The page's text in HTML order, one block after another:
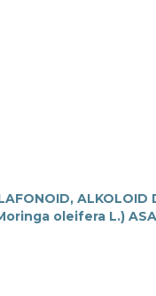
ALKOLOID
oleifera L.)